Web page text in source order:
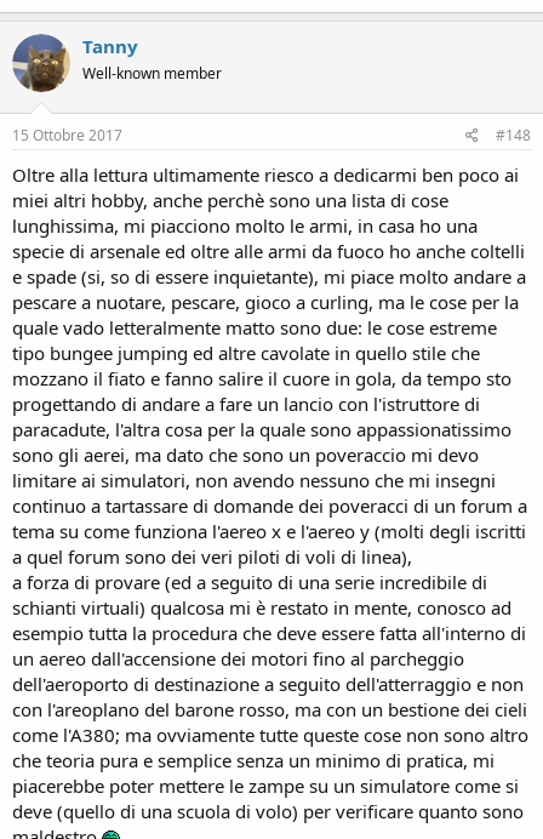
Tanny
Well-known member
15 Ottobre 2017 #148
Oltre alla lettura ultimamente riesco a dedicarmi ben poco ai
miei altri hobby, anche perchè sono una lista di cose
lunghissima, mi piacciono molto le armi, in casa ho una
specie di arsenale ed oltre alle armi da fuoco ho anche coltelli
e spade (si, so di essere inquietante), mi piace molto andare a
pescare a nuotare, pescare, gioco a curling, ma le cose per la
quale vado letteralmente matto sono due: le cose estreme
tipo bungee jumping ed altre cavolate in quello stile che
mozzano il fiato e fanno salire il cuore in gola, da tempo sto
progettando di andare a fare un lancio con l'istruttore di
paracadute, l'altra cosa per la quale sono appassionatissimo
sono gli aerei, ma dato che sono un poveraccio mi devo
limitare ai simulatori, non avendo nessuno che mi insegni
continuo a tartassare di domande dei poveracci di un forum a
tema su come funziona l'aereo x e l'aereo y (molti degli iscritti
a quel forum sono dei veri piloti di voli di linea),
a forza di provare (ed a seguito di una serie incredibile di
schianti virtuali) qualcosa mi è restato in mente, conosco ad
esempio tutta la procedura che deve essere fatta all'interno di
un aereo dall'accensione dei motori fino al parcheggio
dell'aeroporto di destinazione a seguito dell'atterraggio e non
con l'areoplano del barone rosso, ma con un bestione dei cieli
come l'A380; ma ovviamente tutte queste cose non sono altro
che teoria pura e semplice senza un minimo di pratica, mi
piacerebbe poter mettere le zampe su un simulatore come si
deve (quello di una scuola di volo) per verificare quanto sono